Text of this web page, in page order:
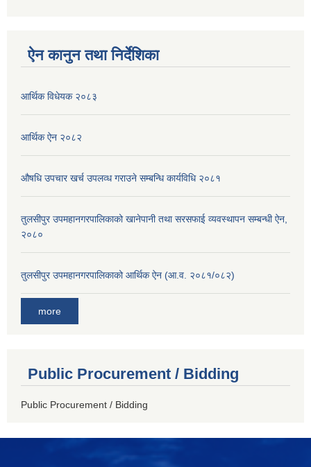
ऐन कानुन तथा निर्देशिका
आर्थिक विधेयक २०८३
आर्थिक ऐन २०८२
औषधि उपचार खर्च उपलव्ध गराउने सम्बन्धि कार्यविधि २०८१
तुलसीपुर उपमहानगरपालिकाको खानेपानी तथा सरसफाई व्यवस्थापन सम्बन्धी ऐन,
२०८०
तुलसीपुर उपमहानगरपालिकाको आर्थिक ऐन (आ.व. २०८१/०८२)
more
Public Procurement / Bidding
Public Procurement / Bidding